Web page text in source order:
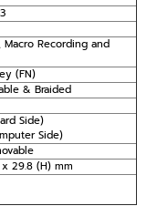
Recording and
(FN)
& Braided
Side)
Side)
x 29.8 (H) mm